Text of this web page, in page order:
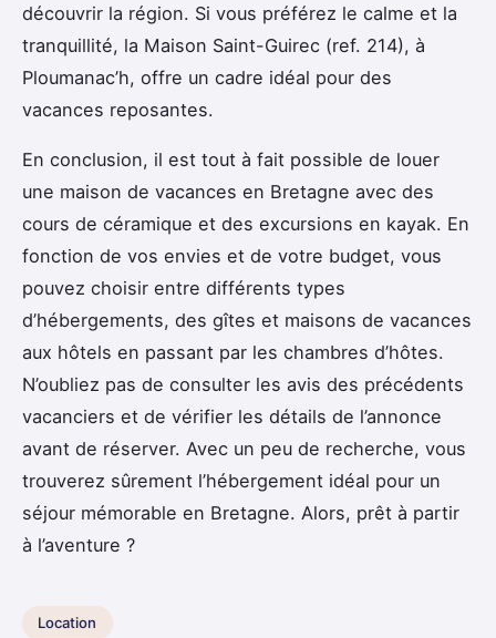
découvrir la région. Si vous préférez le calme et la
tranquillité, la Maison Saint-Guirec (ref. 214), à
Ploumanac’h, offre un cadre idéal pour des
vacances reposantes.
En conclusion, il est tout à fait possible de louer
une maison de vacances en Bretagne avec des
cours de céramique et des excursions en kayak. En
fonction de vos envies et de votre budget, vous
pouvez choisir entre différents types
d’hébergements, des gîtes et maisons de vacances
aux hôtels en passant par les chambres d’hôtes.
N’oubliez pas de consulter les avis des précédents
vacanciers et de vérifier les détails de l’annonce
avant de réserver. Avec un peu de recherche, vous
trouverez sûrement l’hébergement idéal pour un
séjour mémorable en Bretagne. Alors, prêt à partir
à l’aventure ?
Location